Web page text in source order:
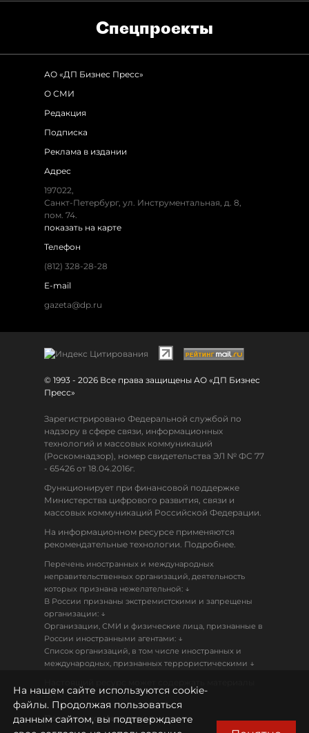
Спец­проекты
АО «ДП Бизнес Пресс»
О СМИ
Редакция
Подписка
Реклама в издании
Адрес
197022,
Санкт-Петербург, ул. Инструментальная, д. 8,
пом. 74.
показать на карте
Телефон
(812) 328-28-28
E-mail
gazeta@dp.ru
© 1993 - 2026 Все права защищены АО «ДП Бизнес
Пресс»
Зарегистрировано Федеральной службой по
надзору в сфере связи, информационных
технологий и массовых коммуникаций
(Роскомнадзор), номер свидетельства ЭЛ № ФС 77
- 65426 от 18.04.2016г.
Функционирует при финансовой поддержке
Министерства цифрового развития, связи и
массовых коммуникаций Российской Федерации.
На информационном ресурсе применяются
рекомендательные технологии. Подробнее.
Перечень иностранных и международных
неправительственных организаций, деятельность
которых признана нежелательной: ↓
В России признаны экстремистскими и запрещены
организации: ↓
Организации, СМИ и физические лица, признанные в
России иностранными агентами: ↓
Список организаций, в том числе иностранных и
международных, признанных террористическими ↓
18+
Политика конфиденциальности
На нашем сайте используются cookie-
файлы. Продолжая пользоваться
данным сайтом, вы подтверждаете